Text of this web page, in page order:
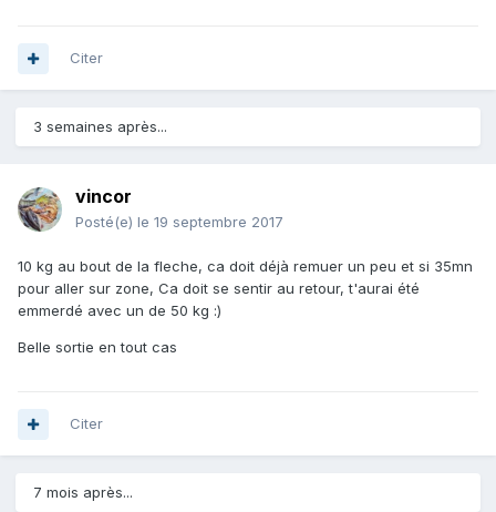
Citer
3 semaines après...
vincor
Posté(e) le 19 septembre 2017
10 kg au bout de la fleche, ca doit déjà remuer un peu et si 35mn
pour aller sur zone, Ca doit se sentir au retour, t'aurai été
emmerdé avec un de 50 kg :)
Belle sortie en tout cas
Citer
7 mois après...